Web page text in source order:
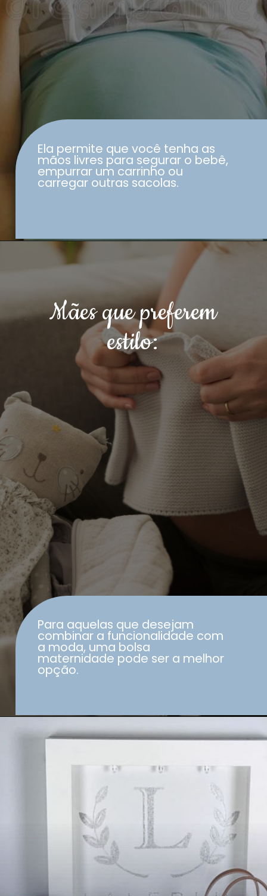
Ela permite que você tenha as
mãos livres para segurar o bebê,
empurrar um carrinho ou
carregar outras sacolas.
Mães que preferem
estilo:
Para aquelas que desejam
combinar a funcionalidade com
a moda, uma bolsa
maternidade pode ser a melhor
opção.